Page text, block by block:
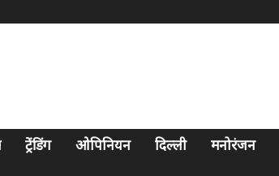
ट्रेंडिंग ओपिनियन दिल्ली मनोरंजन